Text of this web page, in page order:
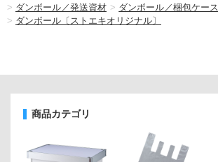
> ダンボール／発送資材 > ダンボール／梱包ケース
> ダンボール〔ストエキオリジナル〕
商品カテゴリ